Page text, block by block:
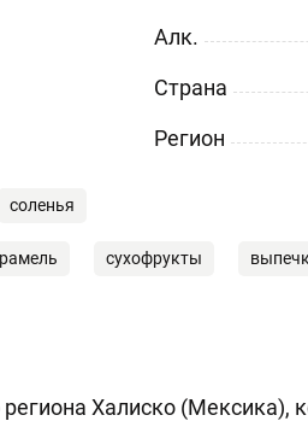
Aлк.
Страна
Регион
соленья
сухофрукты
Халиско (Мексика),